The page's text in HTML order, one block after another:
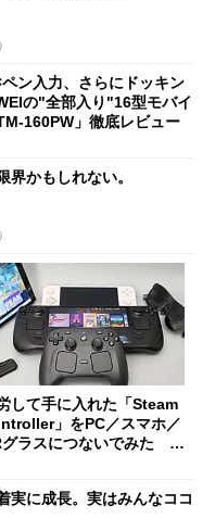
ン入力、さらにドッキン
の"全部入り"16型モバイ
160PW」徹底レビュー
界かもしれない。
して手に入れた「Steam
」をPC／スマホ／
ラスにつないでみた ゲ
実に成長。実はみんなココ